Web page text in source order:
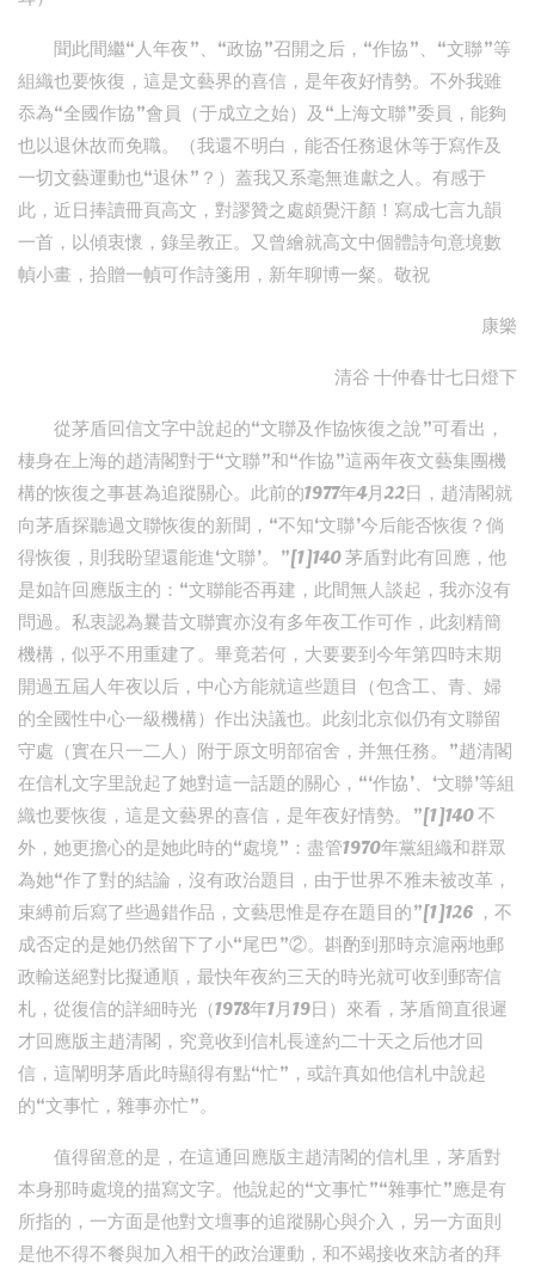
聞此間繼“人年夜”、“政協”召開之后，“作協”、“文聯”等
組織也要恢復，這是文藝界的喜信，是年夜好情勢。不外我雖
忝為“全國作協”會員（于成立之始）及“上海文聯”委員，能夠
也以退休故而免職。（我還不明白，能否任務退休等于寫作及
一切文藝運動也“退休”？）蓋我又系毫無進獻之人。有感于
此，近日捧讀冊頁高文，對謬贊之處頗覺汗顏！寫成七言九韻
一首，以傾衷懷，錄呈教正。又曾繪就高文中個體詩句意境數
幀小畫，拾贈一幀可作詩箋用，新年聊博一粲。敬祝
康樂
清谷 十仲春廿七日燈下
從茅盾回信文字中說起的“文聯及作協恢復之說”可看出，
棲身在上海的趙清閣對于“文聯”和“作協”這兩年夜文藝集團機
構的恢復之事甚為追蹤關心。此前的1977年4月22日，趙清閣就
向茅盾探聽過文聯恢復的新聞，“不知‘文聯’今后能否恢復？倘
得恢復，則我盼望還能進‘文聯’。”[1]140 茅盾對此有回應，他
是如許回應版主的：“文聯能否再建，此間無人談起，我亦沒有
問過。私衷認為曩昔文聯實亦沒有多年夜工作可作，此刻精簡
機構，似乎不用重建了。畢竟若何，大要要到今年第四時末期
開過五屆人年夜以后，中心方能就這些題目（包含工、青、婦
的全國性中心一級機構）作出決議也。此刻北京似仍有文聯留
守處（實在只一二人）附于原文明部宿舍，并無任務。”趙清閣
在信札文字里說起了她對這一話題的關心，“‘作協’、‘文聯’等組
織也要恢復，這是文藝界的喜信，是年夜好情勢。”[1]140 不
外，她更擔心的是她此時的“處境”：盡管1970年黨組織和群眾
為她“作了對的結論，沒有政治題目，由于世界不雅未被改革，
束縛前后寫了些過錯作品，文藝思惟是存在題目的”[1]126 ，不
成否定的是她仍然留下了小“尾巴”②。斟酌到那時京滬兩地郵
政輸送絕對比擬通順，最快年夜約三天的時光就可收到郵寄信
札，從復信的詳細時光（1978年1月19日）來看，茅盾簡直很遲
才回應版主趙清閣，究竟收到信札長達約二十天之后他才回
信，這闡明茅盾此時顯得有點“忙”，或許真如他信札中說起
的“文事忙，雜事亦忙”。
值得留意的是，在這通回應版主趙清閣的信札里，茅盾對
本身那時處境的描寫文字。他說起的“文事忙”“雜事忙”應是有
所指的，一方面是他對文壇事的追蹤關心與介入，另一方面則
是他不得不餐與加入相干的政治運動，和不竭接收來訪者的拜